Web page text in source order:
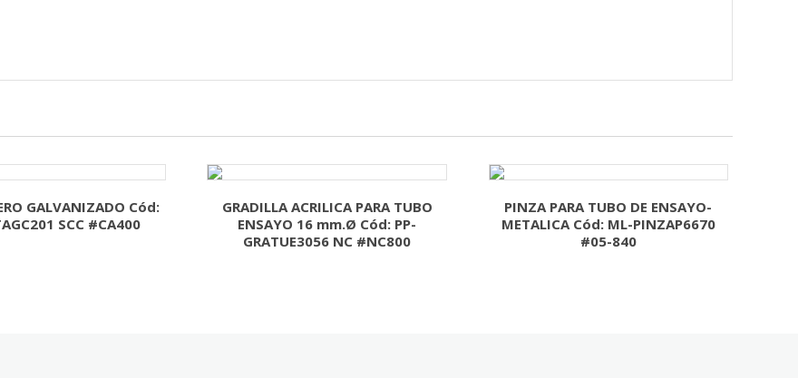
GALVANIZADO Cód:
SCC #CA400
GRADILLA ACRILICA PARA TUBO
ENSAYO 16 mm.Ø Cód: PP-
GRATUE3056 NC #NC800
PINZA PARA TUBO DE ENSAYO-
METALICA Cód: ML-PINZAP6670
#05-840